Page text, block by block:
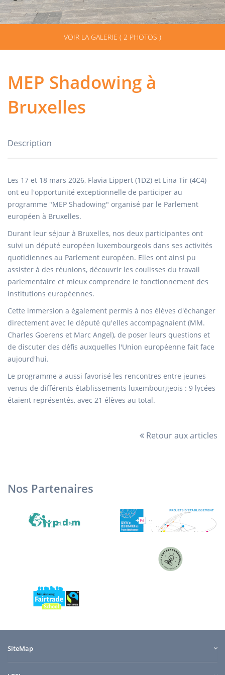
VOIR LA GALERIE ( 2 PHOTOS )
MEP Shadowing à
Bruxelles
Description
Les 17 et 18 mars 2026, Flavia Lippert (1D2) et Lina Tir (4C4)
ont eu l'opportunité exceptionnelle de participer au
programme "MEP Shadowing" organisé par le Parlement
européen à Bruxelles.
Durant leur séjour à Bruxelles, nos deux participantes ont
suivi un député européen luxembourgeois dans ses activités
quotidiennes au Parlement européen. Elles ont ainsi pu
assister à des réunions, découvrir les coulisses du travail
parlementaire et mieux comprendre le fonctionnement des
institutions européennes.
Cette immersion a également permis à nos élèves d'échanger
directement avec le député qu'elles accompagnaient (MM.
Charles Goerens et Marc Angel), de poser leurs questions et
de discuter des défis auxquelles l'Union européenne fait face
aujourd'hui.
Le programme a aussi favorisé les rencontres entre jeunes
venus de différents établissements luxembourgeois : 9 lycées
étaient représentés, avec 21 élèves au total.
Retour aux articles
Nos Partenaires
SiteMap